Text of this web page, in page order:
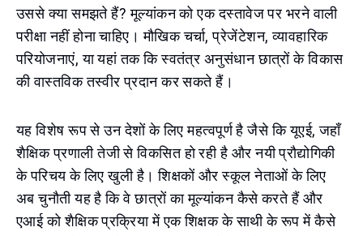
उससे क्या समझते हैं? मूल्यांकन को एक दस्तावेज पर भरने वाली
परीक्षा नहीं होना चाहिए। मौखिक चर्चा, प्रेजेंटेशन, व्यावहारिक
परियोजनाएं, या यहां तक कि स्वतंत्र अनुसंधान छात्रों के विकास
की वास्तविक तस्वीर प्रदान कर सकते हैं।
यह विशेष रूप से उन देशों के लिए महत्वपूर्ण है जैसे कि यूएई, जहाँ
शैक्षिक प्रणाली तेजी से विकसित हो रही है और नयी प्रौद्योगिकी
के परिचय के लिए खुली है। शिक्षकों और स्कूल नेताओं के लिए
अब चुनौती यह है कि वे छात्रों का मूल्यांकन कैसे करते हैं और
एआई को शैक्षिक प्रक्रिया में एक शिक्षक के साथी के रूप में कैसे